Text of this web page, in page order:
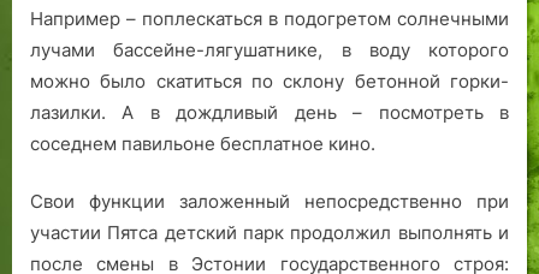
Например – поплескаться в подогретом солнечными
лучами бассейне-лягушатнике, в воду которого
можно было скатиться по склону бетонной горки-
лазилки. А в дождливый день – посмотреть в
соседнем павильоне бесплатное кино.
Свои функции заложенный непосредственно при
участии Пятса детский парк продолжил выполнять и
после смены в Эстонии государственного строя: